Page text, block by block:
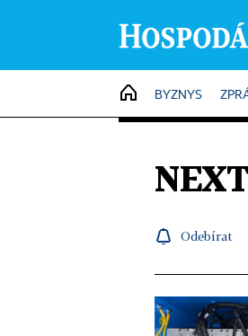
HOME
BYZNYS
Odebírat